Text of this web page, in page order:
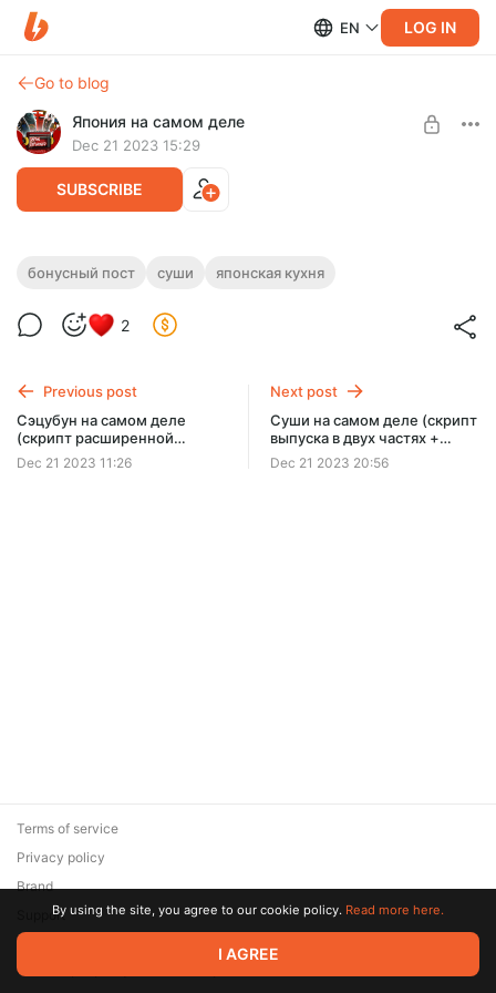
EN LOG IN
Go to blog
Япония на самом деле
Dec 21 2023 15:29
SUBSCRIBE
Суши на самом деле. Бонус: рандомные
Семь весьма рандомных (но увлекательных!) фактов о
бонусный пост суши японская кухня
2
Previous post
Сэцубун на самом деле
(скрипт расширенной
версии выпуска)
Dec 21 2023 11:26
Next post
Суши на самом деле (скрипт
выпуска в двух частях +
бонусные материалы)
Dec 21 2023 20:56
© 2026 Zaya Solutions Limited. All rights reserved. All trademarks
are the property of their respective owners.
Terms of service
Privacy policy
Brand
SupportBy using the site, you agree to our cookie policy. Read more here.
I AGREE